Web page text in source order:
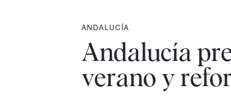
ANDALUCÍA
Andalucía
verano y